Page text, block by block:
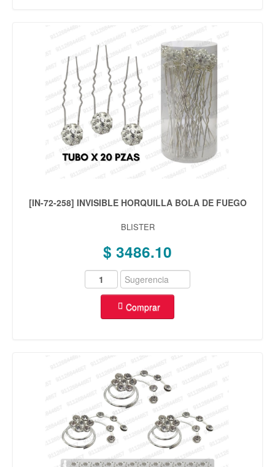
[IN-72-258] INVISIBLE HORQUILLA BOLA DE FUEGO
BLISTER
$ 3486.10
Comprar